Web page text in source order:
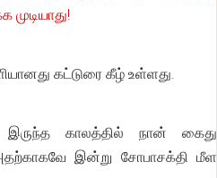
முடியாது!
கட்டுரை கீழ் உள்ளது.
இருந்த காலத்தில் நான் கைது
இன்று சோபாசக்தி மீள